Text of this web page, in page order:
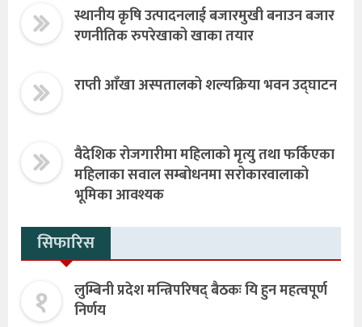
स्थानीय कृषि उत्पादनलाई बजारमुखी बनाउन बजार
रणनीतिक रुपरेखाको खाका तयार
राप्ती आँखा अस्पतालको शल्यक्रिया भवन उद्घाटन
वैदेशिक रोजगारीमा महिलाको मृत्यु तथा फर्किएका
महिलाका सवाल सम्बोधनमा सरोकारवालाको
भूमिका आवश्यक
सिफारिस
१
लुम्बिनी प्रदेश मन्त्रिपरिषद् बैठकः यि हुन महत्वपूर्ण
निर्णय